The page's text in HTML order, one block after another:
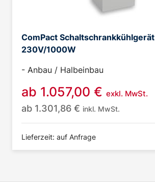
ComPact Schaltschrankkühlgerät
230V/1000W
- Anbau / Halbeinbau
ab 1.057,00 € exkl. MwSt.
ab 1.301,86 € inkl. MwSt.
Lieferzeit: auf Anfrage